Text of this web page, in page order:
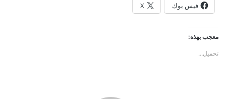
فيس بوك X
معجب بهذه:
تحميل...